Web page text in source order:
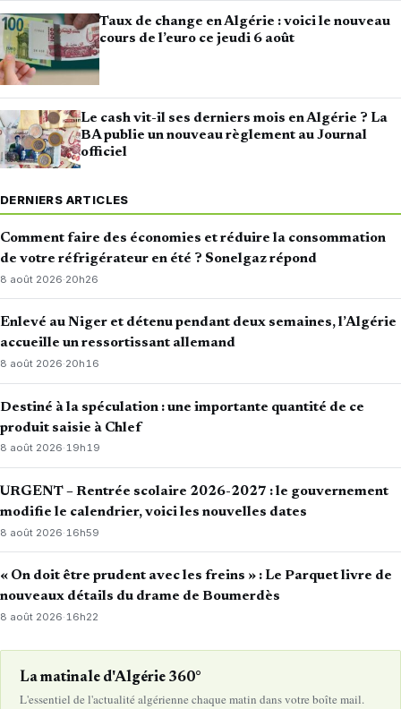
Taux de change en Algérie : voici le nouveau
cours de l’euro ce jeudi 6 août
Le cash vit-il ses derniers mois en Algérie ? La
BA publie un nouveau règlement au Journal
officiel
DERNIERS ARTICLES
Comment faire des économies et réduire la consommation
de votre réfrigérateur en été ? Sonelgaz répond
8 août 2026·20h26
Enlevé au Niger et détenu pendant deux semaines, l’Algérie
accueille un ressortissant allemand
8 août 2026·20h16
Destiné à la spéculation : une importante quantité de ce
produit saisie à Chlef
8 août 2026·19h19
URGENT – Rentrée scolaire 2026-2027 : le gouvernement
modifie le calendrier, voici les nouvelles dates
8 août 2026· 16h59
« On doit être prudent avec les freins » : Le Parquet livre de
nouveaux détails du drame de Boumerdès
8 août 2026·16h22
La matinale d'Algérie 360°
L'essentiel de l'actualité algérienne chaque matin dans votre boîte mail.